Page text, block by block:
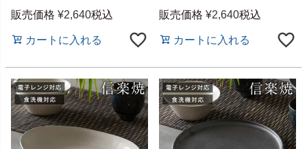
販売価格 ¥2,640税込
カートに入れる
販売価格 ¥2,640税込
カートに入れる